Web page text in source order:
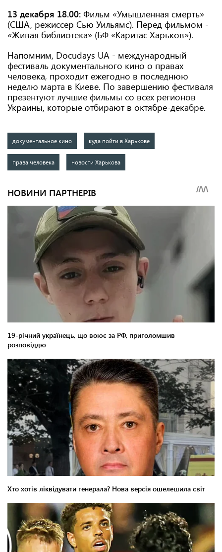
13 декабря 18.00: Фильм «Умышленная смерть»
(США, режиссер Сью Уильямс). Перед фильмом -
«Живая библиотека» (БФ «Каритас Харьков»).
Напомним, Docudays UA - международный
фестиваль документального кино о правах
человека, проходит ежегодно в последнюю
неделю марта в Киеве. По завершению фестиваля
презентуют лучшие фильмы со всех регионов
Украины, которые отбирают в октябре-декабре.
документальное кино куда пойти в Харькове
права человека новости Харькова